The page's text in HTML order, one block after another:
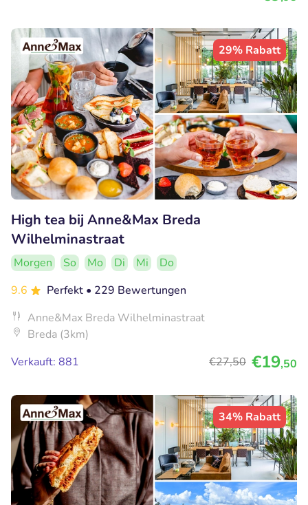
29% Rabatt
High tea bij Anne&Max Breda
Wilhelminastraat
Morgen So Mo Di Mi
Do
9.6
Perfekt • 229 Bewertungen
Anne&Max Breda Wilhelminastraat
Breda (3km)
Verkauft: 881
€27,50 €19,50
34% Rabatt